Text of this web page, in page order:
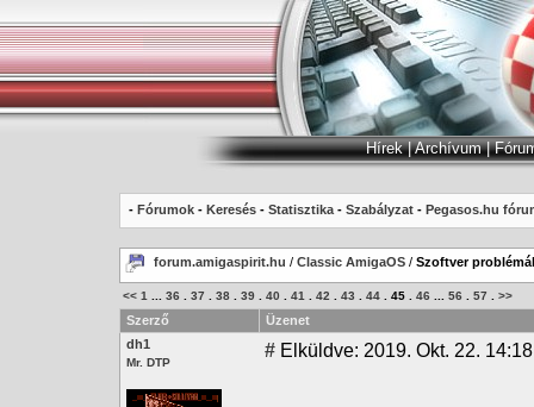
Hírek|Archívum|
- Fórumok - Keresés - Statisztika - Szabályzat - Pegasos.hu
forum.amigaspirit.hu / Classic AmigaOS / Szoftver
<< 1 36 37 38 39 40 41 42 43 44 45 46 56 57 >>
Szerző
Üzenet
dh1
Mr. DTP
# Elküldve: 2019. Okt. 22. 14:18